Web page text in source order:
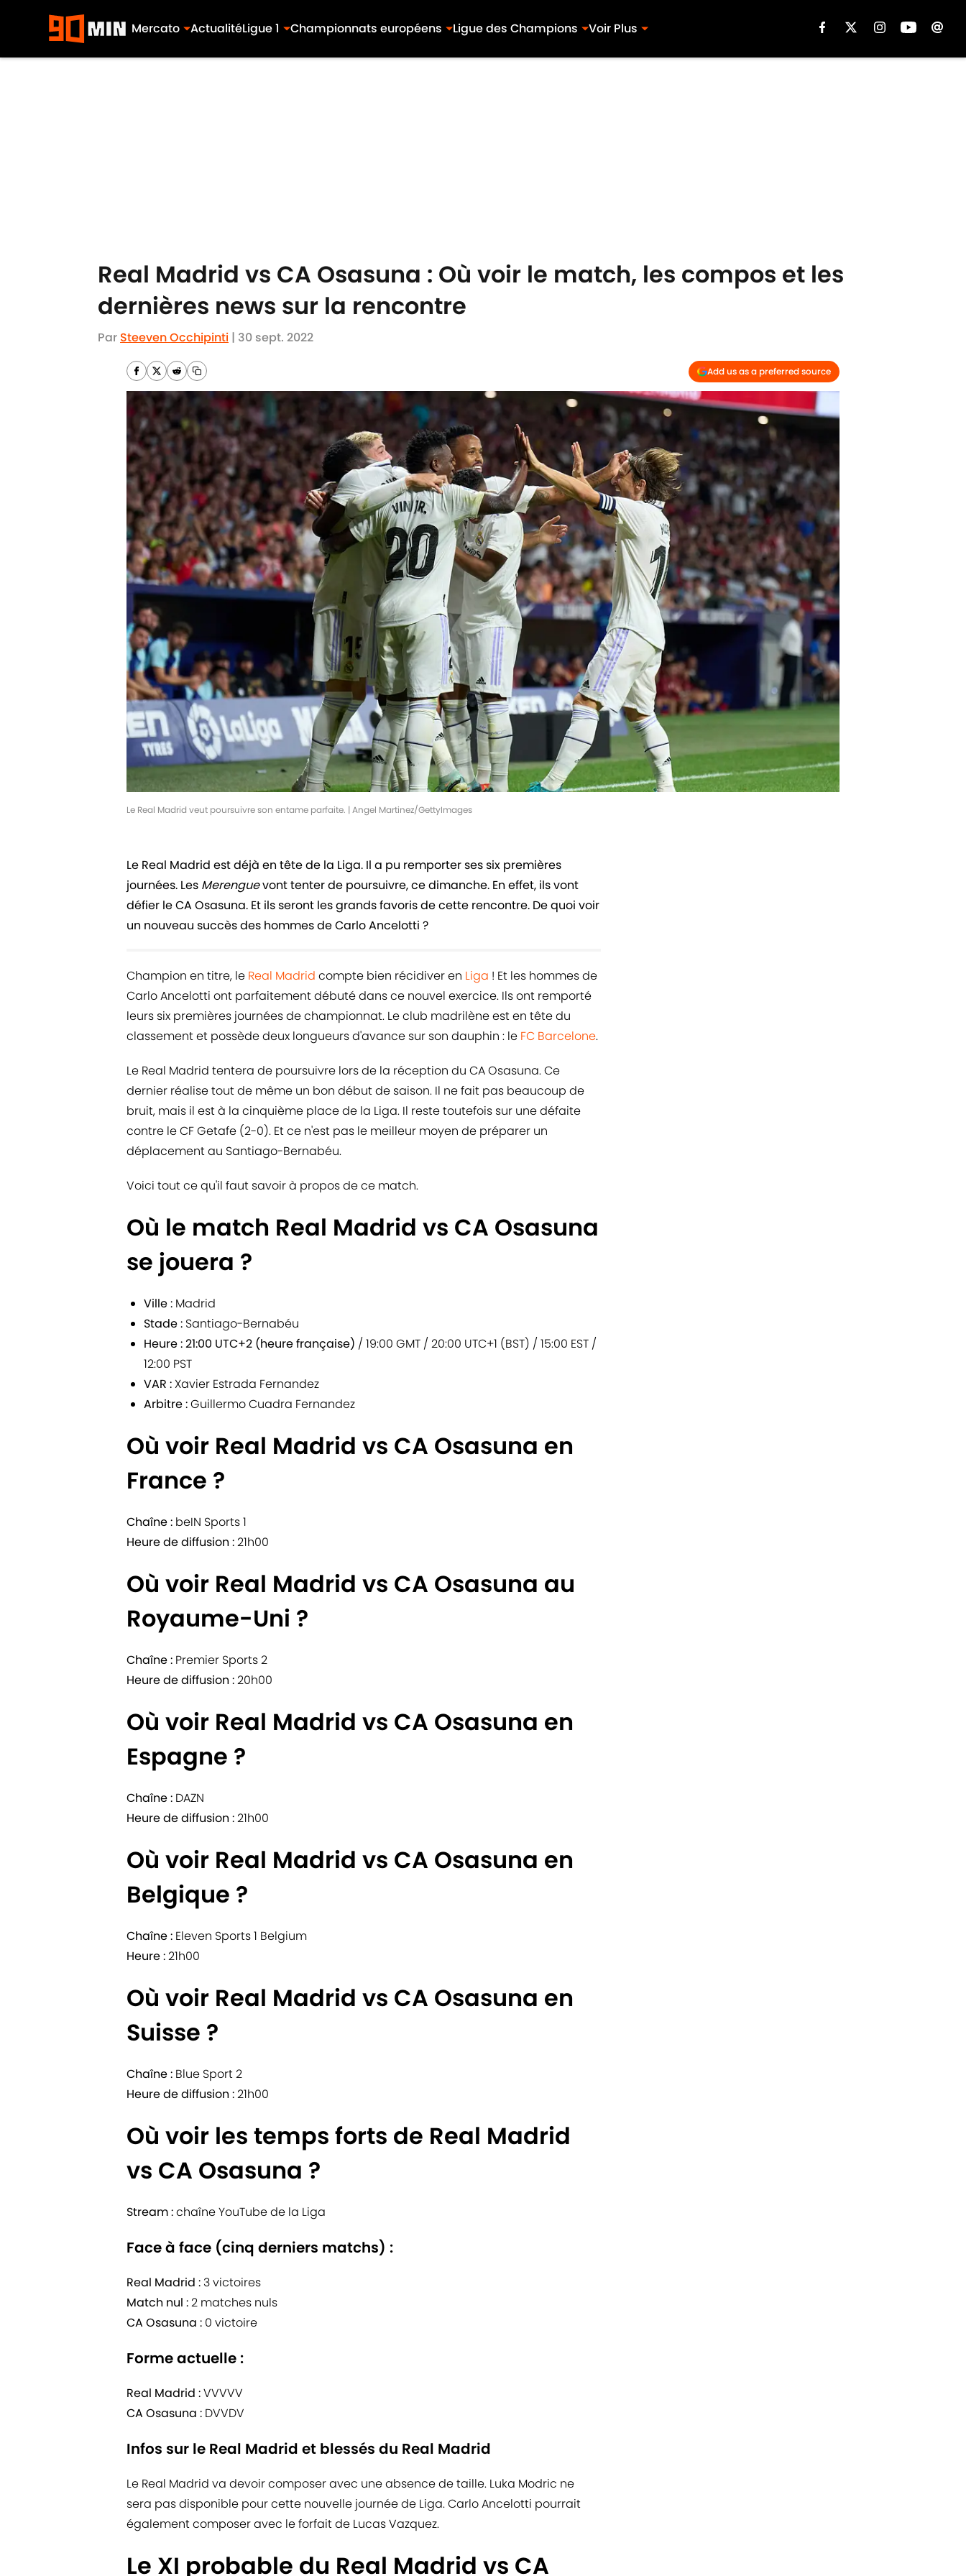
Mercato ActualitéLigue 1 Championnats européens Ligue des Champions Voir Plus
Real Madrid vs CA Osasuna : Où voir le match, les compos et les
dernières news sur la rencontre
Par Steeven Occhipinti | 30 sept. 2022
Add us as a preferred source
Le Real Madrid veut poursuivre son entame parfaite. | Angel Martinez/GettyImages
Le Real Madrid est déjà en tête de la Liga. Il a pu remporter ses six premières
journées. Les Merenguevont tenter de poursuivre, ce dimanche. En effet, ils vont
défier le CA Osasuna. Et ils seront les grands favoris de cette rencontre. De quoi voir
un nouveau succès des hommes de Carlo Ancelotti ?
Champion en titre, le Real Madrid compte bien récidiver en Liga ! Et les hommes de
Carlo Ancelotti ont parfaitement débuté dans ce nouvel exercice. Ils ont remporté
leurs six premières journées de championnat. Le club madrilène est en tête du
classement et possède deux longueurs d'avance sur son dauphin : le FC Barcelone.
Le Real Madrid tentera de poursuivre lors de la réception du CA Osasuna. Ce
dernier réalise tout de même un bon début de saison. Il ne fait pas beaucoup de
bruit, mais il est à la cinquième place de la Liga. Il reste toutefois sur une défaite
contre le CF Getafe (2-0). Et ce n'est pas le meilleur moyen de préparer un
déplacement au Santiago-Bernabéu.
Voici tout ce qu'il faut savoir à propos de ce match.
Où le match Real Madrid vs CA Osasuna
se jouera ?
Ville : Madrid
Stade : Santiago-Bernabéu
Heure :21:00 UTC+2 (heure française) / 19:00 GMT / 20:00 UTC+1 (BST) / 15:00 EST /
12:00 PST
VAR :Xavier Estrada Fernandez
Arbitre :Guillermo Cuadra Fernandez
Où voir Real Madrid vs CA Osasuna en
France ?
Chaîne : beIN Sports 1
Heure de diffusion :21h00
Où voir Real Madrid vs CA Osasuna au
Royaume-Uni ?
Chaîne : Premier Sports 2
Heure de diffusion :20h00
Où voir Real Madrid vs CA Osasuna en
Espagne ?
Chaîne : DAZN
Heure de diffusion :21h00
Où voir Real Madrid vs CA Osasuna en
Belgique ?
Chaîne : Eleven Sports 1 Belgium
Heure :21h00
Où voir Real Madrid vs CA Osasuna en
Suisse ?
Chaîne : Blue Sport 2
Heure de diffusion :21h00
Où voir les temps forts de Real Madrid
vs CA Osasuna ?
Stream :chaîne YouTube de la Liga
Face à face (cinq derniers matchs) :
Real Madrid : 3 victoires
Match nul :2 matches nuls
CA Osasuna : 0 victoire
Forme actuelle :
Real Madrid :VVVVV
CA Osasuna : DVVDV
Infos sur le Real Madrid et blessés du Real Madrid
Le Real Madrid va devoir composer avec une absence de taille. Luka Modric ne
sera pas disponible pour cette nouvelle journée de Liga. Carlo Ancelotti pourrait
également composer avec le forfait de Lucas Vazquez.
Le XI probable du Real Madrid vs CA